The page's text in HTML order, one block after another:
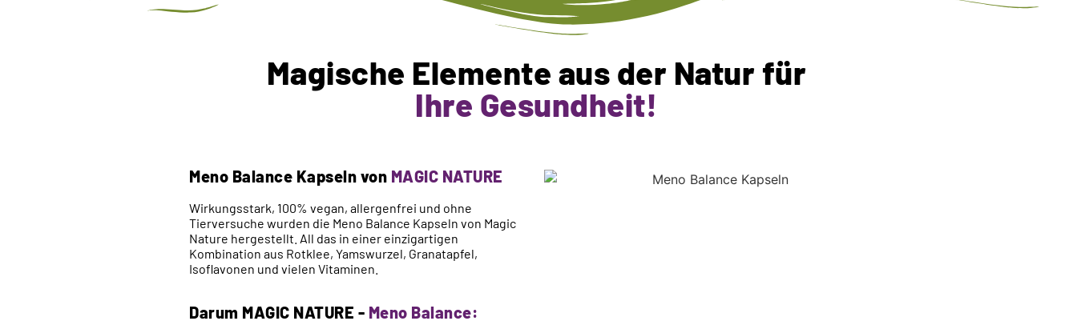
Magische Elemente aus der Natur für
Ihre Gesundheit!
Meno Balance Kapseln von MAGIC NATURE
Wirkungsstark, 100% vegan, allergenfrei und ohne
Tierversuche wurden die Meno Balance Kapseln von Magic
Nature hergestellt. All das in einer einzigartigen
Kombination aus Rotklee, Yamswurzel, Granatapfel,
Isoflavonen und vielen Vitaminen.
Darum MAGIC NATURE - Meno Balance: